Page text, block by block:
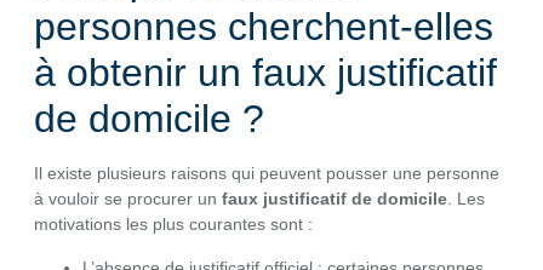
personnes cherchent-elles
à obtenir un faux justificatif
de domicile ?
Il existe plusieurs raisons qui peuvent pousser une personne
à vouloir se procurer un faux justificatif de domicile. Les
motivations les plus courantes sont :